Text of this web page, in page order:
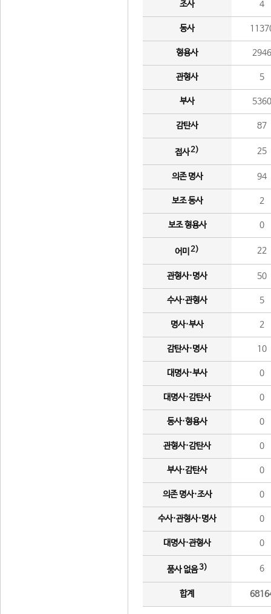
조사 4
동사
형용사 2946
관형사 5
부사 5360
감탄사 87
접사2) 25
의존 명사 94
보조 동사 2
보조 형용사 0
어미 2) 22
관형사·명사 50
수사·관형사 5
명사·부사 2
감탄사·명사 10
대명사·부사 0
대명사·감탄사 0
동사·형용사 0
관형사·감탄사 0
부사·감탄사 0
의존 명사·조사 0
수사·관형사·명사 0
대명사·관형사 0
품사 없음3) 6
합계